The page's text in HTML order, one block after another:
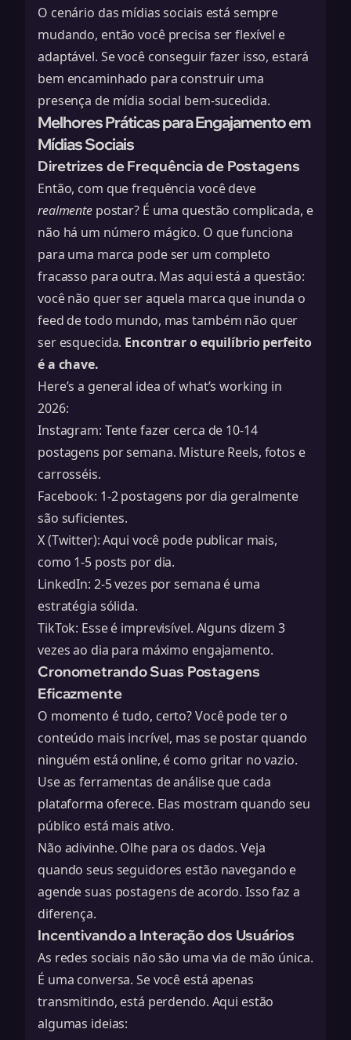
O cenário das mídias sociais está sempre
mudando, então você precisa ser flexível e
adaptável. Se você conseguir fazer isso, estará
bem encaminhado para construir uma
presença de mídia social bem-sucedida.
Melhores Práticas para Engajamento em
Mídias Sociais
Diretrizes de Frequência de Postagens
Então, com que frequência você deve
realmentepostar? É uma questão complicada, e
não há um número mágico. O que funciona
para uma marca pode ser um completo
fracasso para outra. Mas aqui está a questão:
você não quer ser aquela marca que inunda o
feed de todo mundo, mas também não quer
ser esquecida. Encontrar o equilíbrio perfeito
é a chave.
Here’s a general idea of what’s working in
2026:
Instagram: Tente fazer cerca de 10-14
postagens por semana. Misture Reels, fotos e
carrosséis.
Facebook: 1-2 postagens por dia geralmente
são suficientes.
X (Twitter): Aqui você pode publicar mais,
como 1-5 posts por dia.
LinkedIn: 2-5 vezes por semana é uma
estratégia sólida.
TikTok: Esse é imprevisível. Alguns dizem 3
vezes ao dia para máximo engajamento.
Cronometrando Suas Postagens
Eficazmente
O momento é tudo, certo? Você pode ter o
conteúdo mais incrível, mas se postar quando
ninguém está online, é como gritar no vazio.
Use as ferramentas de análise que cada
plataforma oferece. Elas mostram quando seu
público está mais ativo.
Não adivinhe. Olhe para os dados. Veja
quando seus seguidores estão navegando e
agende suas postagens de acordo. Isso faz a
diferença.
Incentivando a Interação dos Usuários
As redes sociais não são uma via de mão única.
É uma conversa. Se você está apenas
transmitindo, está perdendo. Aqui estão
algumas ideias: